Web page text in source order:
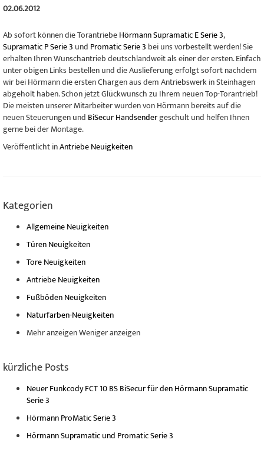
02.06.2012
Ab sofort können die TorantriebeHörmann Supramatic E Serie 3,
Supramatic P Serie 3 und Promatic Serie 3 bei uns vorbestellt werden! Sie
erhalten Ihren Wunschantrieb deutschlandweit als einer der ersten. Einfach
unter obigen Links bestellen und die Auslieferung erfolgt sofort nachdem
wir bei Hörmann die ersten Chargen aus dem Antriebswerk in Steinhagen
abgeholt haben. Schon jetzt Glückwunsch zu Ihrem neuen Top-Torantrieb!
Die meisten unserer Mitarbeiter wurden von Hörmann bereits auf die
neuen Steuerungen und BiSecur Handsendergeschult und helfen Ihnen
gerne bei der Montage.
Veröffentlicht inAntriebe Neuigkeiten
Kategorien
Allgemeine Neuigkeiten
Türen Neuigkeiten
Tore Neuigkeiten
Antriebe Neuigkeiten
Fußböden Neuigkeiten
Naturfarben-Neuigkeiten
Mehr anzeigenWeniger anzeigen
kürzliche Posts
Neuer Funkcody FCT 10 BS BiSecur für den Hörmann Supramatic
Serie 3
Hörmann ProMatic Serie 3
Hörmann Supramatic und Promatic Serie 3